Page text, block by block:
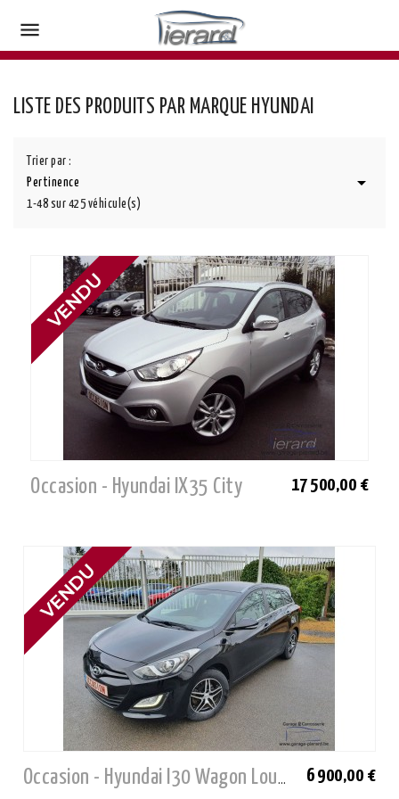

LISTE DES PRODUITS PAR MARQUE HYUNDAI
Trier par :
Pertinence

1-48 sur 425 véhicule(s)
Occasion - Hyundai IX35 City 17 500,00 €
Occasion - Hyundai I30 Wagon Lounge 6 900,00 €